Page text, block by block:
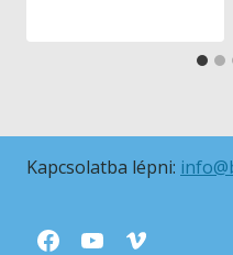
Kapcsolatba lépni: